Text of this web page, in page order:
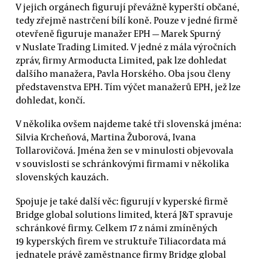
V jejich orgánech figurují převážně kyperští občané,
tedy zřejmě nastrčení bílí koně. Pouze v jedné firmě
otevřeně figuruje manažer EPH — Marek Spurný
v Nuslate Trading Limited. V jedné z mála výročních
zpráv, firmy Armoducta Limited, pak lze dohledat
dalšího manažera, Pavla Horského. Oba jsou členy
představenstva EPH. Tím výčet manažerů EPH, jež lze
dohledat, končí.
V několika ovšem najdeme také tři slovenská jména:
Silvia Krcheňová, Martina Žuborová, Ivana
Tollarovičová. Jména žen se v minulosti objevovala
v souvislosti se schránkovými firmami v několika
slovenských kauzách.
Spojuje je také další věc: figurují v kyperské firmě
Bridge global solutions limited, která J&T spravuje
schránkové firmy. Celkem 17 z námi zmíněných
19 kyperských firem ve struktuře Tiliacordata má
jednatele právě zaměstnance firmy Bridge global